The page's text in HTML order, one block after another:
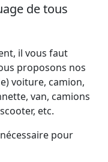
de tous
il vous faut
proposons nos
voiture, camion,
van, camions
etc.
pour